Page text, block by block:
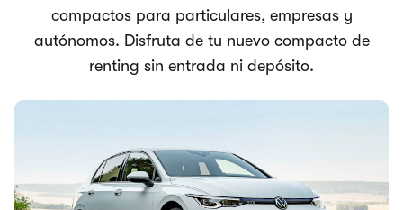
compactos para particulares, empresas y
autónomos. Disfruta de tu nuevo compacto de
renting sin entrada ni depósito.